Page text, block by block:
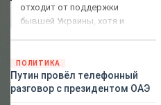
отходит от поддержки
бывшей Украины, хотя и
закупленное ранее оружие.
Также американская
администрация скидывает на
ПОЛИТИКА
Путин провёл телефонный
разговор с президентом ОАЭ